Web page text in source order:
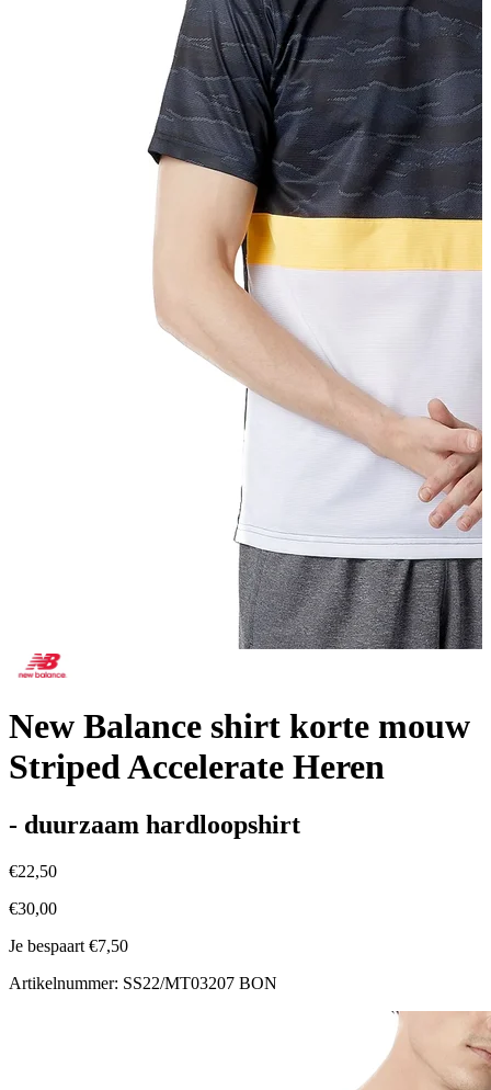
New Balance shirt korte mouw
Striped Accelerate Heren
- duurzaam hardloopshirt
€22,50
€30,00
Je bespaart €7,50
Artikelnummer: SS22/MT03207 BON